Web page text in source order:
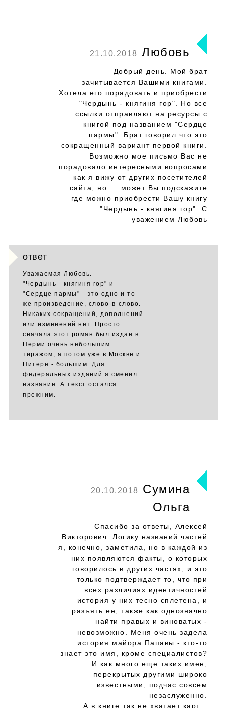
21.10.2018 Любовь
Добрый день. Мой брат
зачитывается Вашими книгами.
Хотела его порадовать и приобрести
"Чердынь - княгиня гор". Но все
ссылки отправляют на ресурсы с
книгой под названием "Сердце
пармы". Брат говорил что это
сокращенный вариант первой книги.
Возможно мое письмо Вас не
порадовало интересными вопросами
как я вижу от других посетителей
сайта, но ... может Вы подскажите
где можно приобрести Вашу книгу
"Чердынь - княгиня гор". С
уважением Любовь
ответ
Уважаемая Любовь.
"Чердынь - княгиня гор" и
"Сердце пармы" - это одно и то
же произведение, слово-в-слово.
Никаких сокращений, дополнений
или изменений нет. Просто
сначала этот роман был издан в
Перми очень небольшим
тиражом, а потом уже в Москве и
Питере - большим. Для
федеральных изданий я сменил
название. А текст остался
прежним.
20.10.2018
Сумина
Ольга
Спасибо за ответы, Алексей
Викторович. Логику названий частей
я, конечно, заметила, но в каждой из
них появляются факты, о которых
говорилось в других частях, и это
только подтверждает то, что при
всех различиях идентичностей
история у них тесно сплетена, и
разъять ее, также как однозначно
найти правых и виноватых -
невозможно. Меня очень задела
история майора Папавы - кто-то
знает это имя, кроме специалистов?
И как много еще таких имен,
перекрытых другими широко
известными, подчас совсем
незаслуженно.
А в книге так не хватает карт...